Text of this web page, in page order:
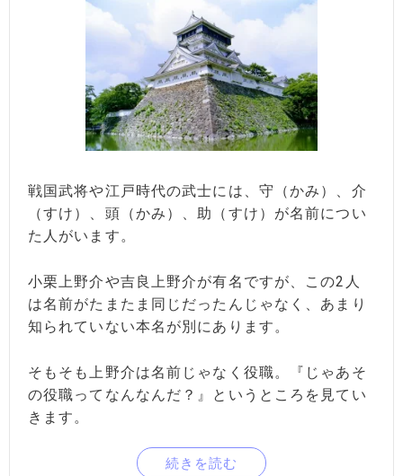
戦国武将や江戸時代の武士には、守（かみ）、介
（すけ）、頭（かみ）、助（すけ）が名前につい
た人がいます。
小栗上野介や吉良上野介が有名ですが、この2人
は名前がたまたま同じだったんじゃなく、あまり
知られていない本名が別にあります。
そもそも上野介は名前じゃなく役職。『じゃあそ
の役職ってなんなんだ？』というところを見てい
きます。
続きを読む